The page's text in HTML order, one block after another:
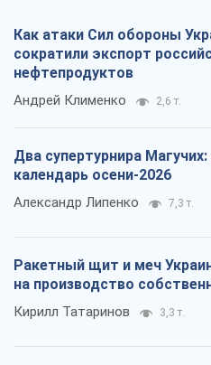
Как атаки Сил обороны
сократили экспорт
нефтепродуктов
Андрей Клименко 2,6 т.
Два супертурнира Магучих:
календарь осени-2026
Александр Липенко 7,3 т.
Ракетный щит и меч
на производство
Кирилл Татаринов 3,3 т.